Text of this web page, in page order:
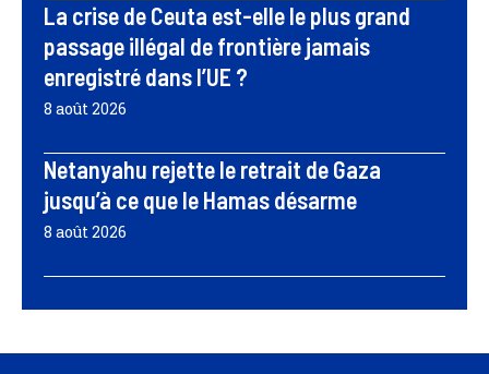
La crise de Ceuta est-elle le plus grand
passage illégal de frontière jamais
enregistré dans l’UE ?
8 août 2026
Netanyahu rejette le retrait de Gaza
jusqu’à ce que le Hamas désarme
8 août 2026